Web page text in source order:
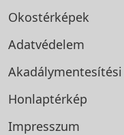
Okostérképek
Adatvédelem
Akadálymentesítési
Honlaptérkép
Impresszum